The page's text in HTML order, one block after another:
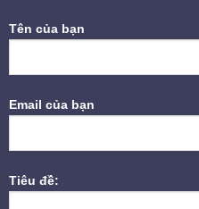
Tên của bạn
Email của bạn
Tiêu đề: